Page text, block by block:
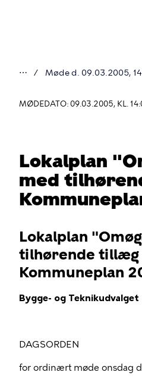
er
⋯ Møde d. 09.03.2005,
MØDEDATO: 09.03.2005, KL.
Lokalplan
med
Lokalplan
tilhørende
Kommuneplan
Bygge- og Teknikudvalget
DAGSORDEN
for ordinært møde onsdag